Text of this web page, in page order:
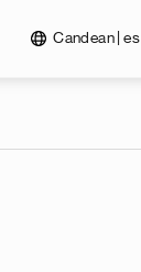
Candean | es